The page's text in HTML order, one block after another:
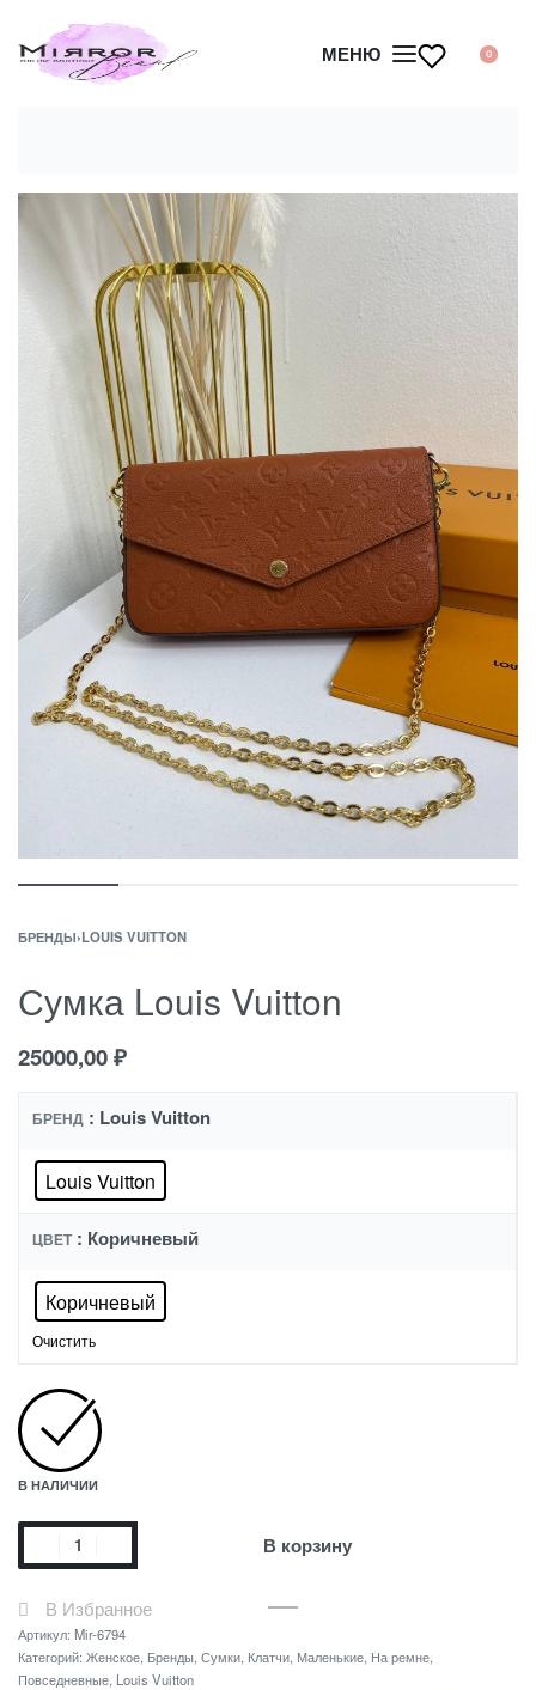
МЕНЮ 0
БРЕНДЫ›LOUIS VUITTON
Сумка Louis Vuitton
25000,00₽
БРЕНД : Louis Vuitton
Louis Vuitton
ЦВЕТ : Коричневый
Коричневый
Очистить
В НАЛИЧИИ
В корзину
В Избранное
Артикул: Mir-6794
Категорий: Женское Бренды Сумки Клатчи Маленькие На ремне
Повседневные Louis Vuitton